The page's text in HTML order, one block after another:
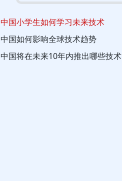
中国小学生如何学习未来技术
中国如何影响全球技术趋势
中国将在未来10年内推出哪些技术